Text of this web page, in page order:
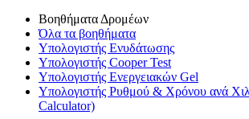
Βοηθήματα Δρομέων
Όλα τα βοηθήματα
Υπολογιστής Ενυδάτωσης
Υπολογιστής Cooper Test
Υπολογιστής Ενεργειακών Gel
Υπολογιστής Ρυθμού & Χρόνου ανά
Calculator)